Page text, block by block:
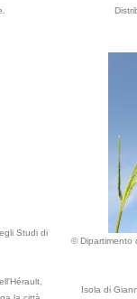
Studi di
© Dipartimento
Isola di